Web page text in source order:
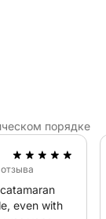
морского дна
ли вы с
к
для
порядке
even with